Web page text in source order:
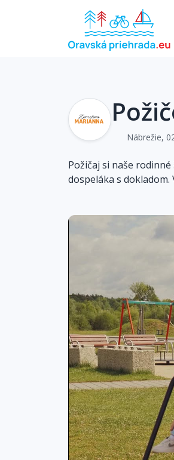
Nábrežie,
Požičaj si naše rodinné
dospeláka s dokladom.